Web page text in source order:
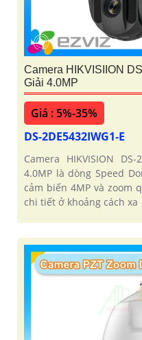
Camera HIKVISIION
Giải 4.0MP
Giá : 5%-35%
DS-2DE5432IWG1-E
Camera HIKVISION
4.0MP là dòng Speed
cảm biến 4MP và zoom
chi tiết ở khoảng cách xa